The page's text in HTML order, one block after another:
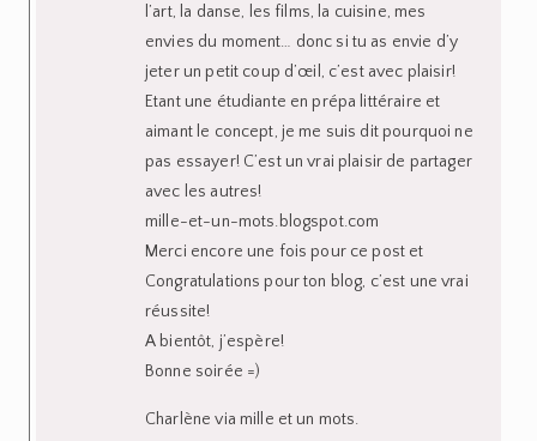
l’art, la danse, les films, la cuisine, mes
envies du moment… donc si tu as envie d’y
jeter un petit coup d’œil, c’est avec plaisir!
Etant une étudiante en prépa littéraire et
aimant le concept, je me suis dit pourquoi ne
pas essayer! C’est un vrai plaisir de partager
avec les autres!
mille-et-un-mots.blogspot.com
Merci encore une fois pour ce post et
Congratulations pour ton blog, c’est une vrai
réussite!
A bientôt, j’espère!
Bonne soirée =)
Charlène via mille et un mots.